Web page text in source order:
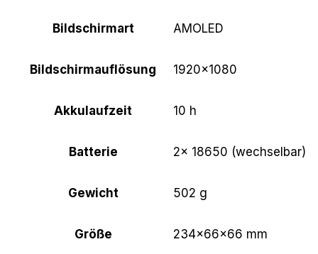
Bildschirmart AMOLED
Bildschirmauflösung 1920×1080
Akkulaufzeit 10 h
Batterie 2× 18650 (wechselbar)
Gewicht 502 g
Größe 234×66×66 mm